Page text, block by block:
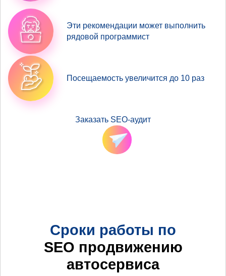
Эти рекомендации может выполнить
рядовой программист
Посещаемость увеличится до 10 раз
Заказать SEO-аудит
Сроки работы по
SEO продвижению
автосервиса